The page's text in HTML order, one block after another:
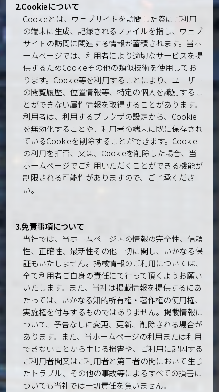
2.Cookieについて
Cookieとは、ウェブサイトを訪問した際にご利用
の端末に生成、記録されるファイルを指し、ウェブ
サイトの訪問に関連する情報が蓄積されます。当ホ
ームページでは、利用者により適切なサービスを提
供するためCookieその他の類似技術を使用してお
ります。Cookie等を利用することにより、ユーザー
の閲覧履歴、位置情報等、特定の個人を識別するこ
とができない属性情報を取得することがあります。
利用者は、利用するブラウザの設定から、Cookie
を無効化することや、利用者の端末に既に保存され
ているCookieを削除することができます。Cookie
の利用を拒否、又は、Cookieを削除した場合、当
ホームページでご利用いただくことができる機能が
制限される可能性がありますので、ご了承くださ
い。
3.免責事項について
当社では、当ホームページ内の情報の完全性、信頼
性、正確性、最新性その他一切に関し、いかなる保
証もいたしません。掲載情報のご利用については、
全て利用者ご自身の責任にて行って頂くようお願い
いたします。また、当社は掲載情報を提供するにあ
たっては、いかなる知的所有権・著作権の使用権、
実施権を付与するものではありません。掲載情報に
ついて、予告なしに変更、更新、削除される場合が
あります。また、当ホームページの利用または利用
できないことから生じる損害や、ご利用に起因する
ご利用者間又はご利用者と第三者の間において生じ
たトラブル、その他の事故等によるすべての損害に
ついても当社では一切責任を負いません。